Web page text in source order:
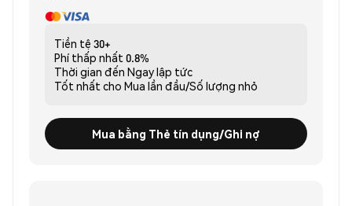
Tiền tệ 30+
Phí thấp nhất 0.8%
Thời gian đến Ngay lập tức
Tốt nhất cho Mua lần đầu/Số lượng nhỏ
Mua bằng Thẻ tín dụng/Ghi nợ